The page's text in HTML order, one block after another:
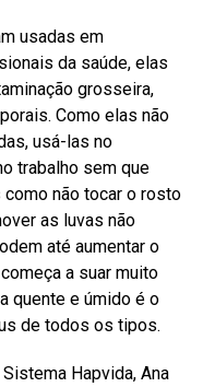
usadas em
da saúde, elas
grosseira,
Como elas não
usá-las no
trabalho sem que
não tocar o rosto
as luvas não
até aumentar o
a suar muito
quente e úmido é o
de todos os tipos.
Hapvida, Ana